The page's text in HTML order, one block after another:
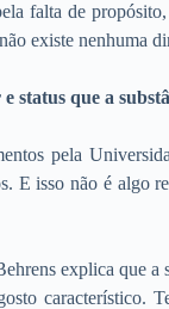
falta de
existe nenhuma
status que a
pela
E isso não é
explica que